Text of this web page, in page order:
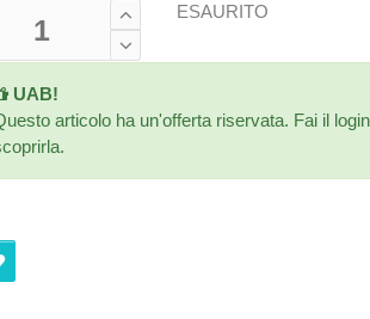
ESAURITO
UAB!
articolo ha un'offerta riservata. Fai il login